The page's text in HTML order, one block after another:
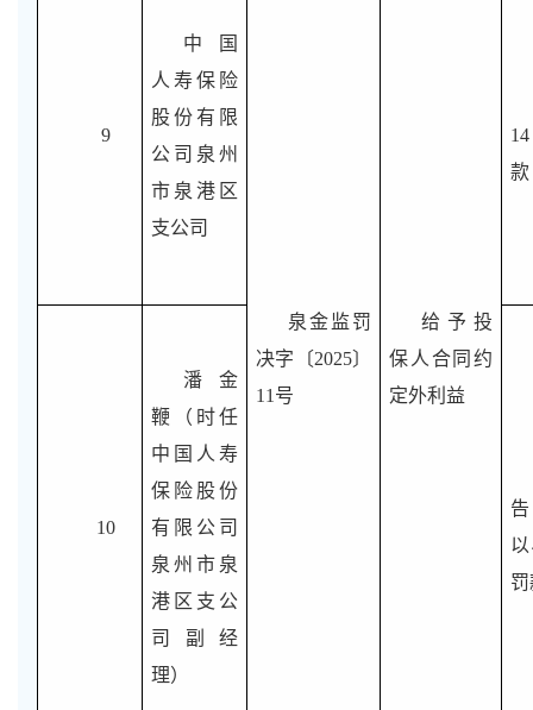
9
中国
人寿保险
股份有限
公司泉州
市泉港区
支公司
泉金监罚
决字〔2025〕
11号
给予投
保人合同约
定外利益
款
10
潘金
鞭（时任
中国人寿
保险股份
有限公司
泉州市泉
港区支公
司副经
理）